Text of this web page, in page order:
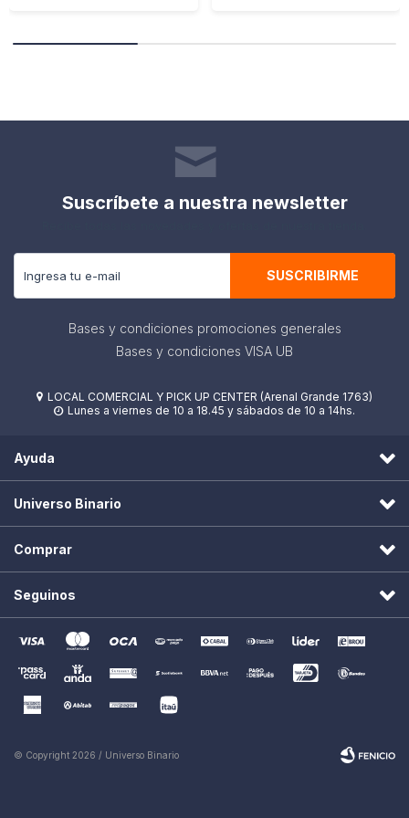
Suscríbete a nuestra newsletter
SUSCRIBIRME
Bases y condiciones promociones generales
Bases y condiciones VISA UB
 LOCAL COMERCIAL Y PICK UP CENTER (Arenal Grande 1763)
 Lunes a viernes de 10 a 18.45 y sábados de 10 a 14hs.
Ayuda
Universo Binario
Comprar
Seguinos
© Copyright 2026 / Universo Binario